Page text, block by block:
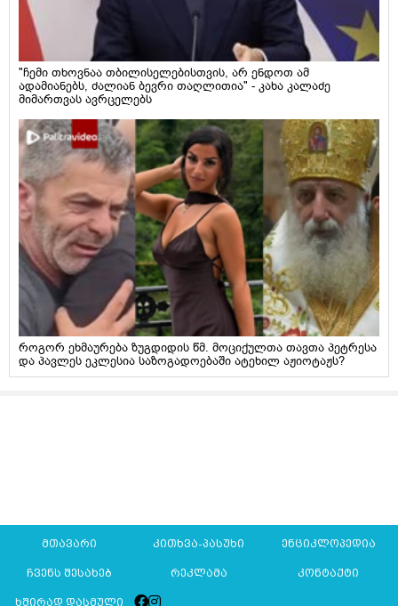
"ჩემი თხოვნაა თბილისელებისთვის, არ ენდოთ ამ
ადამიანებს, ძალიან ბევრი თაღლითია" - კახა კალაძე
მიმართვას ავრცელებს
როგორ ეხმაურება ზუგდიდის წმ. მოციქულთა თავთა პეტრესა
და პავლეს ეკლესია საზოგადოებაში ატეხილ აჟიოტაჟს?
მთავარი კითხვა-პასუხი ენციკლოპედია
ჩვენს შესახებ რეკლამა კონტაქტი
ხშირად დასმული